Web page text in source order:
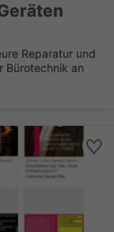
Reparatur und
Bürotechnik an